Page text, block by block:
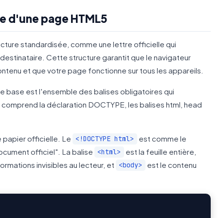
d'une page HTML5
standardisée, comme une lettre officielle qui
Cette structure garantit que le navigateur
et que votre page fonctionne sur tous les appareils.
base est l'ensemble des balises obligatoires qui
la déclaration DOCTYPE, les balises html, head
papier officielle. Le <!DOCTYPE html>
est comme le
officiel". La balise
<html>
est la feuille entière,
invisibles au lecteur, et
<body> est le contenu